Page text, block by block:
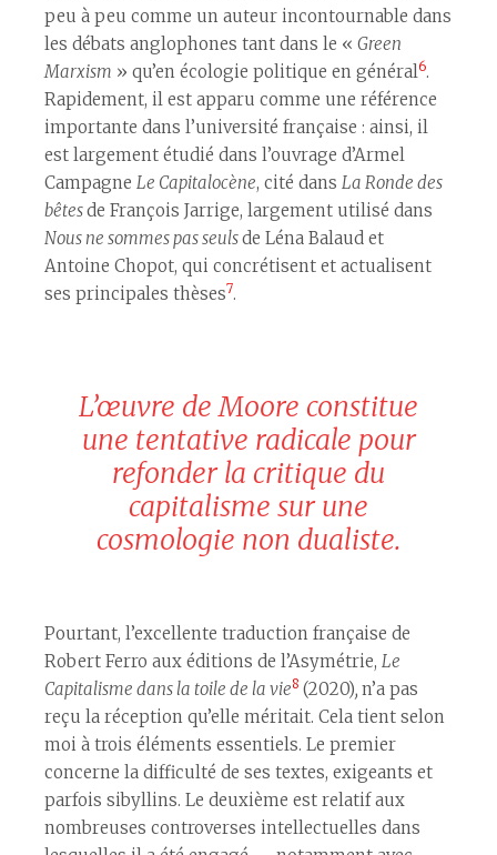
peu à peu comme un auteur incontournable dans
les débats anglophones tant dans le «Green
Marxism » qu’en écologie politique en général 6.
Rapidement, il est apparu comme une référence
importante dans l’université française : ainsi, il
est largement étudié dans l’ouvrage d’Armel
Campagne Le Capitalocène, cité dans La Ronde des
bêtesde François Jarrige, largement utilisé dans
Nous ne sommes pas seulsde Léna Balaud et
Antoine Chopot, qui concrétisent et actualisent
ses principales thèses7.
L’œuvre de Moore constitue
une tentative radicale pour
refonder la critique du
capitalisme sur une
cosmologie non dualiste.
Pourtant, l’excellente traduction française de
Robert Ferro aux éditions de l’Asymétrie, Le
Capitalisme dans la toile de la vie8 (2020),n’a pas
reçu la réception qu’elle méritait. Cela tient selon
moi à trois éléments essentiels. Le premier
concerne la difficulté de ses textes, exigeants et
parfois sibyllins. Le deuxième est relatif aux
nombreuses controverses intellectuelles dans